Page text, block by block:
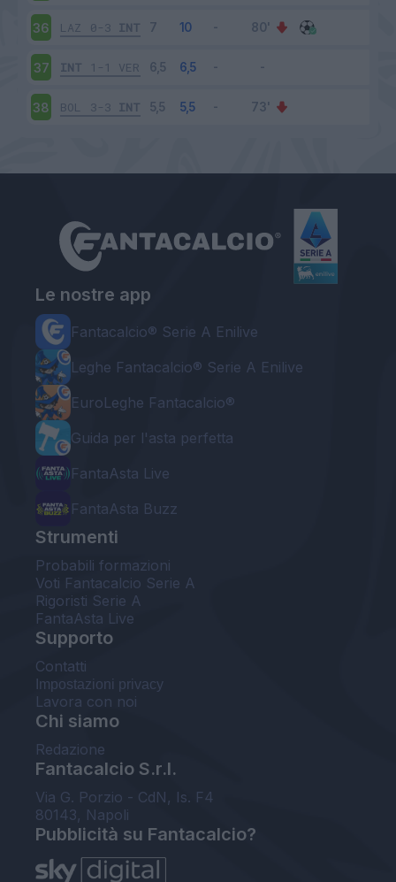
36 LAZ 0-3 INT
37 INT 1-1 VER
38 BOL 3-3 INT
Le nostre app
Fantacalcio® Serie A Enilive
Leghe Fantacalcio® Serie A Enilive
EuroLeghe Fantacalcio®
Guida per l'asta perfetta
FantaAsta Live
FantaAsta Buzz
Strumenti
Probabili formazioni
Voti Fantacalcio Serie A
Rigoristi Serie A
FantaAsta Live
Supporto
Contatti
Impostazioni privacy
Lavora con noi
Chi siamo
Redazione
Fantacalcio S.r.l.
Via G. Porzio - CdN, Is. F4
80143, Napoli
Pubblicità su Fantacalcio?